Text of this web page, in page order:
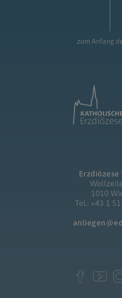
zum Anfang
Erzdiözese
1010
Tel.: +43 1